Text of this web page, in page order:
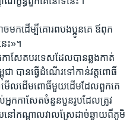
ច​មក​ដើម្បី​គោរព​បង​ប្អូន​គេ​ ឪពុក​
ះ»។​
កាសែត​បរទេស​ដែល​បាន​ឆ្លងកាត់​
ា​ បានធ្វើ​ដំណើរ​ទៅកាន់​វត្ត​ពោធិ៍​
ៅ​មើល​ដើម​ពោធិ៍​មួយ​ដើម​ដែល​ពួកគេ​
អ្នក​កាសែត​ចំនួន​បួនរូប​ដែល​ត្រូវ​
នៅ​កណ្តាល​វាលស្រែ​ដាច់​ឆ្ងាយ​ពី​ភូមិ​